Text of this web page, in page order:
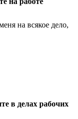
на всякое дело,
в делах рабочих